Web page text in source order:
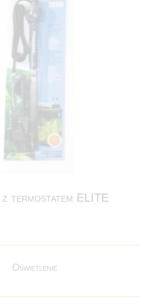
z termostatem ELITE
Oświetlenie